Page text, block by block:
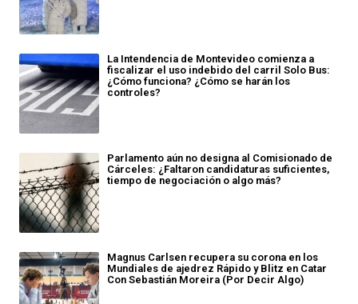
La Intendencia de Montevideo comienza a
fiscalizar el uso indebido del carril Solo Bus:
¿Cómo funciona? ¿Cómo se harán los
controles?
Parlamento aún no designa al Comisionado de
Cárceles: ¿Faltaron candidaturas suficientes,
tiempo de negociación o algo más?
Magnus Carlsen recupera su corona en los
Mundiales de ajedrez Rápido y Blitz en Catar
Con Sebastián Moreira (Por Decir Algo)